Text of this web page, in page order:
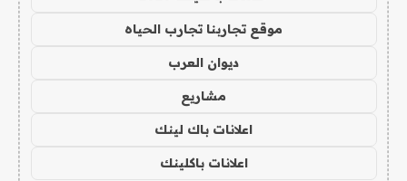
موقع تجاربنا تجارب الحياه
ديوان العرب
مشاريع
اعلانات باك لينك
اعلانات باكلينك